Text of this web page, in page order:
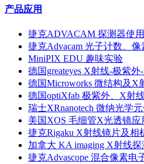
产品应用
捷克ADVACAM 探测器使
捷克Advacam 光子计数、
MiniPIX EDU 趣味实验
德国greateyes X射线-极紫
德国Microworks 微结构及X
德国optiXfab 极紫外、X射
瑞士XRnanotech 微纳光学
美国XOS 毛细管X光透镜应
捷克Rigaku X射线镜片及相
加拿大 KA imaging X射线
捷克Advascope 混合像素电